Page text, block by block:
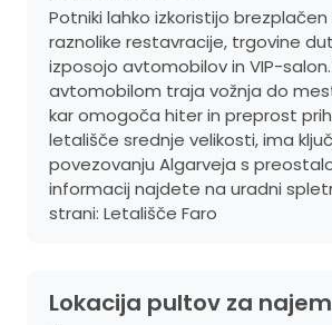
Potniki lahko izkoristijo brezplačen
raznolike restavracije, trgovine
izposojo avtomobilov in VIP-salon.
avtomobilom traja vožnja do
kar omogoča hiter in preprost
letališče srednje velikosti, ima
povezovanju Algarveja s
informacij najdete na uradni
strani: Letališče Faro
Lokacija pultov za